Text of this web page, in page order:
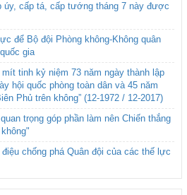
úy, cấp tá, cấp tướng tháng 7 này được
để Bộ đội Phòng không-Không quân
gia
tinh kỷ niệm 73 năm ngày thành lập
hội quốc phòng toàn dân và 45 năm
Phủ trên không” (12-1972 / 12-2017)
trọng góp phần làm nên Chiến thắng
chống phá Quân đội của các thế lực